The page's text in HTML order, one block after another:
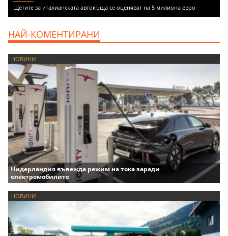
Щетите за италианската автокъща се оценяват на 5 милиона евро
НАЙ-КОМЕНТИРАНИ
НОВИНИ
Нидерландия въвежда режим на тока заради
електромобилите
НОВИНИ